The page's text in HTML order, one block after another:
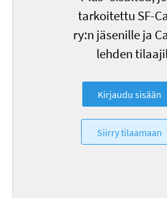
tarkoitettu SF-
ry:n jäsenille ja
lehden
Kirjaudu sisään
Siirry tilaamaan